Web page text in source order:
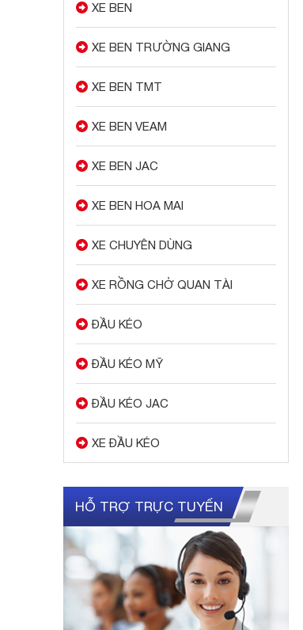
XE BEN
XE BEN TRƯỜNG GIANG
XE BEN TMT
XE BEN VEAM
XE BEN JAC
XE BEN HOA MAI
XE CHUYÊN DÙNG
XE RỒNG CHỞ QUAN TÀI
ĐẦU KÉO
ĐẦU KÉO MỸ
ĐẦU KÉO JAC
XE ĐẦU KÉO
HỖ TRỢ TRỰC TUYẾN